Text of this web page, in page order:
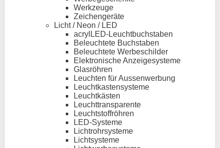
Werkzeuge
Zeichengeräte
Licht / Neon / LED
acrylLED-Leuchtbuchstaben
Beleuchtete Buchstaben
Beleuchtete Werbeschilder
Elektronische Anzeigesysteme
Glasröhren
Leuchten für Aussenwerbung
Leuchtkastensysteme
Leuchtkästen
Leuchttransparente
Leuchtstoffröhren
LED-Systeme
Lichtrohrsysteme
Lichtsysteme